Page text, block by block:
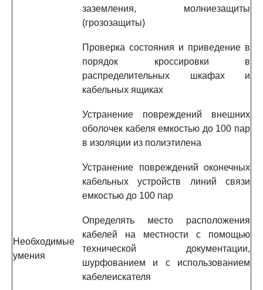
заземления, молниезащиты
(грозозащиты)
Проверка состояния и приведение в
порядок кроссировки в
распределительных шкафах и
кабельных ящиках
Устранение повреждений внешних
оболочек кабеля емкостью до 100 пар
в изоляции из полиэтилена
Устранение повреждений оконечных
кабельных устройств линий связи
емкостью до 100 пар
Необходимые
умения
Определять место расположения
кабелей на местности с помощью
технической документации,
шурфованием и с использованием
кабелеискателя